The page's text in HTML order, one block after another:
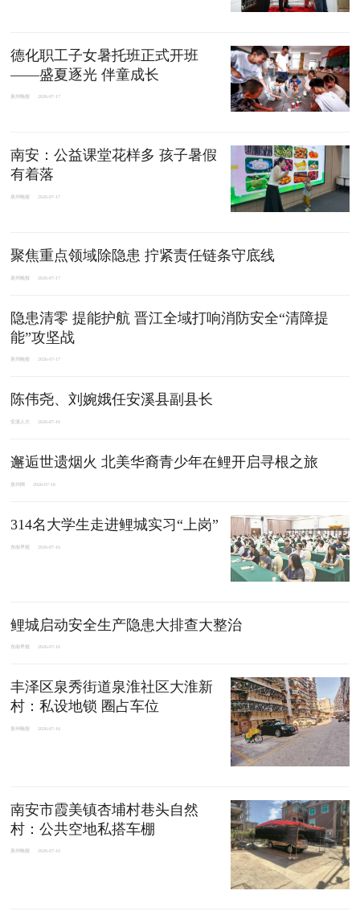
德化职工子女暑托班正式开班
——盛夏逐光 伴童成长
泉州晚报 2026-07-17
南安：公益课堂花样多 孩子暑假
有着落
泉州晚报 2026-07-17
聚焦重点领域除隐患 拧紧责任链条守底线
泉州晚报 2026-07-17
隐患清零 提能护航 晋江全域打响消防安全“清障提
能”攻坚战
泉州晚报 2026-07-17
陈伟尧、刘婉娥任安溪县副县长
安溪人大 2026-07-16
邂逅世遗烟火 北美华裔青少年在鲤开启寻根之旅
泉州网 2026-07-16
314名大学生走进鲤城实习“上岗”
东南早报 2026-07-16
鲤城启动安全生产隐患大排查大整治
东南早报 2026-07-16
丰泽区泉秀街道泉淮社区大淮新
村：私设地锁 圈占车位
泉州晚报 2026-07-16
南安市霞美镇杏埔村巷头自然
村：公共空地私搭车棚
泉州晚报 2026-07-16